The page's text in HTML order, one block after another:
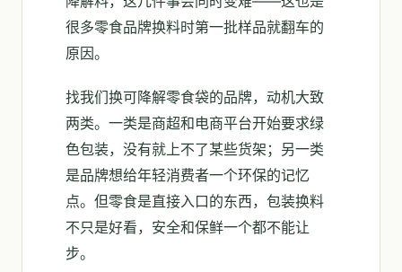
很多零食品牌换料时第一批样品就翻车的
原因。
找我们换可降解零食袋的品牌，动机大致
两类。一类是商超和电商平台开始要求绿
色包装，没有就上不了某些货架；另一类
是品牌想给年轻消费者一个环保的记忆
点。但零食是直接入口的东西，包装换料
不只是好看，安全和保鲜一个都不能让
步。